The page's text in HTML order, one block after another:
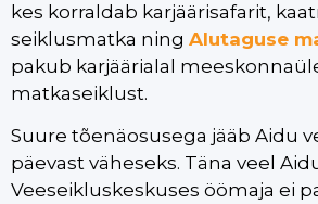
kes korraldab karjäärisafarit,
seiklusmatka ning Alutaguse
pakub karjäärialal
matkaseiklust.
Suure tõenäosusega jääb Aidu
päevast väheseks. Täna veel
Veeseikluskeskuses öömaja ei